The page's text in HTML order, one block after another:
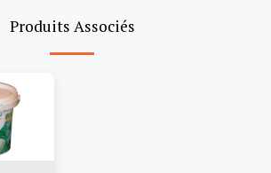
Produits Associés